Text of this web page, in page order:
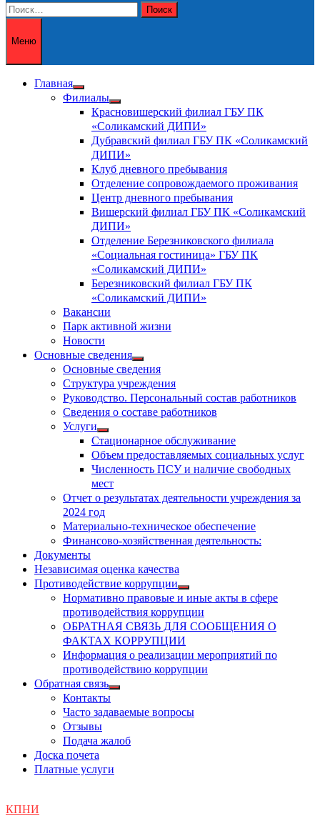
Найти:
Меню
Главная
Показать
подменю
Филиалы
Показать
подменю
Красновишерский филиал ГБУ ПК
«Соликамский ДИПИ»
Дубравский филиал ГБУ ПК «Соликамский
ДИПИ»
Клуб дневного пребывания
Отделение сопровождаемого проживания
Центр дневного пребывания
Вишерский филиал ГБУ ПК «Соликамский
ДИПИ»
Отделение Березниковского филиала
«Социальная гостиница» ГБУ ПК
«Соликамский ДИПИ»
Березниковский филиал ГБУ ПК
«Соликамский ДИПИ»
Вакансии
Парк активной жизни
Новости
Основные сведения
Показать
подменю
Основные сведения
Структура учреждения
Руководство. Персональный состав работников
Сведения о составе работников
Услуги
Показать
подменю
Стационарное обслуживание
Объем предоставляемых социальных услуг
Численность ПСУ и наличие свободных
мест
Отчет о результатах деятельности учреждения за
2024 год
Материально-техническое обеспечение
Финансово-хозяйственная деятельность:
Документы
Независимая оценка качества
Противодействие коррупции
Показать
подменю
Нормативно правовые и иные акты в сфере
противодействия коррупции
ОБРАТНАЯ СВЯЗЬ ДЛЯ СООБЩЕНИЯ О
ФАКТАХ КОРРУПЦИИ
Информация о реализации мероприятий по
противодействию коррупции
Обратная связь
Показать
Контакты
Часто задаваемые вопросы
Отзывы
Подача жалоб
Доска почета
Платные услуги
КПНИ